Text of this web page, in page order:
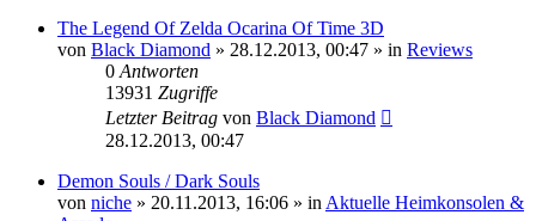
The Legend Of Zelda Ocarina Of Time 3D
von Black Diamond » 28.12.2013, 00:47 » in Reviews
0Antworten
13931 Zugriffe
Letzter Beitrag von Black Diamond
28.12.2013, 00:47
Demon Souls / Dark Souls
von niche » 20.11.2013, 16:06 » inAktuelle Heimkonsolen &